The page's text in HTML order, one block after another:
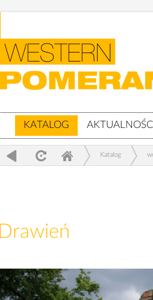
KATALOG AKTUALNOŚCI
Katalog
Drawień